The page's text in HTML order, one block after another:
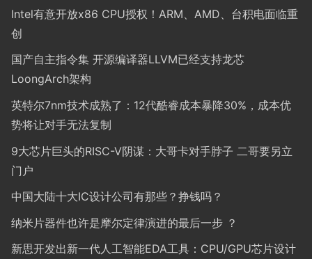
Intel有意开放x86 CPU授权！ARM、AMD、台积电面临重
创
国产自主指令集 开源编译器LLVM已经支持龙芯
LoongArch架构
英特尔7nm技术成熟了：12代酷睿成本暴降30%，成本优
势将让对手无法复制
9大芯片巨头的RISC-V阴谋：大哥卡对手脖子 二哥要另立
门户
中国大陆十大IC设计公司有那些？挣钱吗？
纳米片器件也许是摩尔定律演进的最后一步 ？
新思开发出新一代人工智能EDA工具：CPU/GPU芯片设计